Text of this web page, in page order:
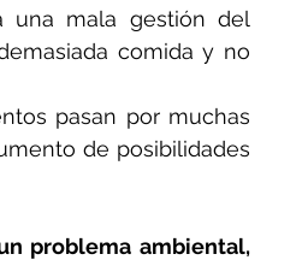
una mala gestión del
comida y no
pasan por muchas
de posibilidades
problema ambiental,